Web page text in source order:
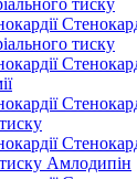
тиску
тиску Амлодипін